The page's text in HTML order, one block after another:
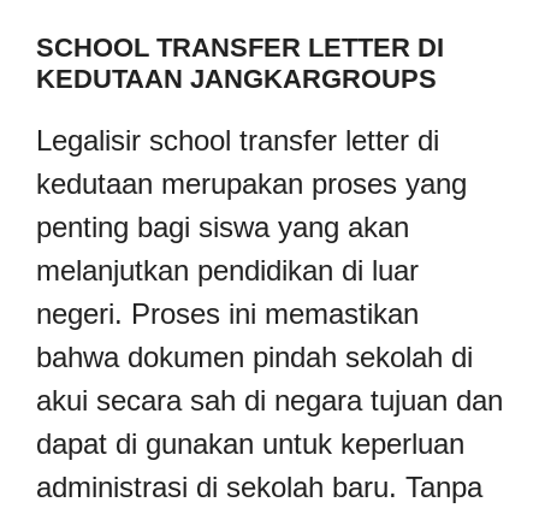
SCHOOL TRANSFER LETTER DI
KEDUTAAN JANGKARGROUPS
Legalisir school transfer letter di
kedutaan merupakan proses yang
penting bagi siswa yang akan
melanjutkan pendidikan di luar
negeri. Proses ini memastikan
bahwa dokumen pindah sekolah di
akui secara sah di negara tujuan dan
dapat di gunakan untuk keperluan
administrasi di sekolah baru. Tanpa